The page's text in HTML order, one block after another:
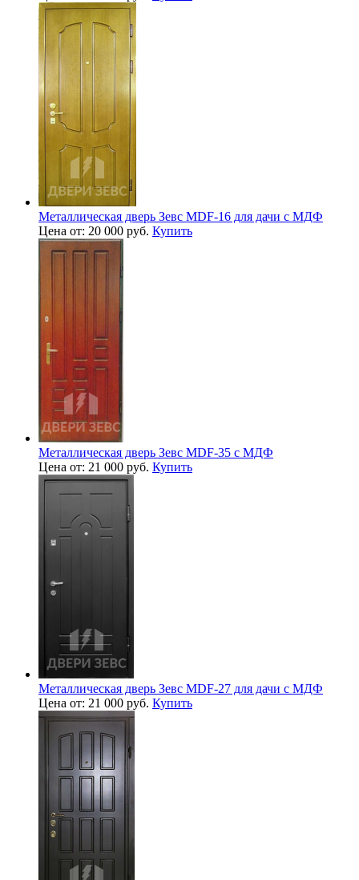
Металлическая дверь Зевс MDF-16 для дачи с МДФ
Цена от: 20 000 руб. Купить
Металлическая дверь Зевс MDF-35 с МДФ
Цена от: 21 000 руб. Купить
Металлическая дверь Зевс MDF-27 для дачи с МДФ
Цена от: 21 000 руб. Купить